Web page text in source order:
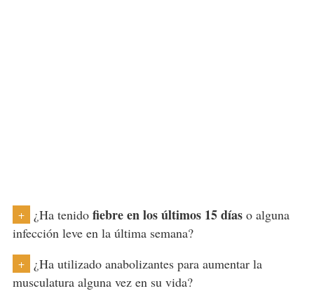
+ ¿Ha tenido fiebre en los últimos 15 díaso alguna
infección leve en la última semana?
+
¿Ha utilizado anabolizantes para aumentar la
musculatura alguna vez en su vida?